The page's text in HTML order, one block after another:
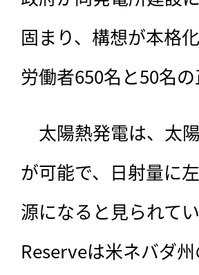
固まり、構想が本格
労働者650名と50名
太陽熱発電は、太
が可能で、日射量に
源になると見られて
Reserveは米ネバダ